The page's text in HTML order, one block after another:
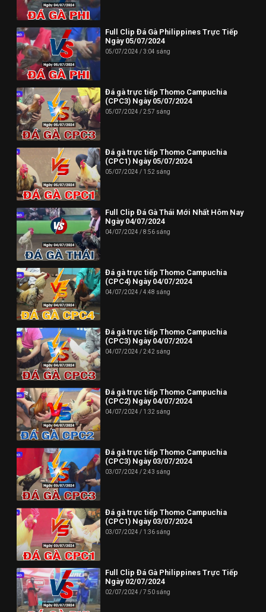
Thông tin liên hệ:
Website: https://dagatructiep.tube/
Email:info@dagatructiep.tube
Phone: (024) 62730234
Địa chỉ: HUD3 Tower, 121-123 Đ. Tô Hiệu, P. Nguyễn Trãi, Hà
Đông, Hà Nội 100000, Việt Nam
--------------------------//----------------------
✪ Đừng quên Bấn vào đăng ký Dagatructiep.Tube để cập nhật
những Video đá gà trực tiếp - Đá gà Thomo - Đá gà Campuchia
mới nhất hôm nay!
--------------------------//----------------------
© Bản quyền thuộc về Dagatructiep.Tube
© Mọi thông tin bản quyền hay khiếu nại liên hệ :
info@dagatructiep.tube
Full Clip Đá Gà Philippines Trực Tiếp
Ngày 05/07/2024
05/07/2024 3:04 sáng
Đá gà trực tiếp Thomo Campuchia
(CPC3) Ngày 05/07/2024
05/07/2024 2:57 sáng
Đá gà trực tiếp Thomo Campuchia
(CPC1) Ngày 05/07/2024
05/07/2024 1:52 sáng
Full Clip Đá Gà Thái Mới Nhất Hôm Nay
Ngày 04/07/2024
04/07/2024 8:56 sáng
Đá gà trực tiếp Thomo Campuchia
(CPC4) Ngày 04/07/2024
04/07/2024 4:48 sáng
Đá gà trực tiếp Thomo Campuchia
(CPC3) Ngày 04/07/2024
04/07/2024 2:42 sáng
Đá gà trực tiếp Thomo Campuchia
(CPC2) Ngày 04/07/2024
04/07/2024 1:32 sáng
Đá gà trực tiếp Thomo Campuchia
(CPC3) Ngày 03/07/2024
03/07/2024 2:43 sáng
Đá gà trực tiếp Thomo Campuchia
(CPC1) Ngày 03/07/2024
03/07/2024 1:36 sáng
Full Clip Đá Gà Philippines Trực Tiếp
Ngày 02/07/2024
02/07/2024 7:50 sáng